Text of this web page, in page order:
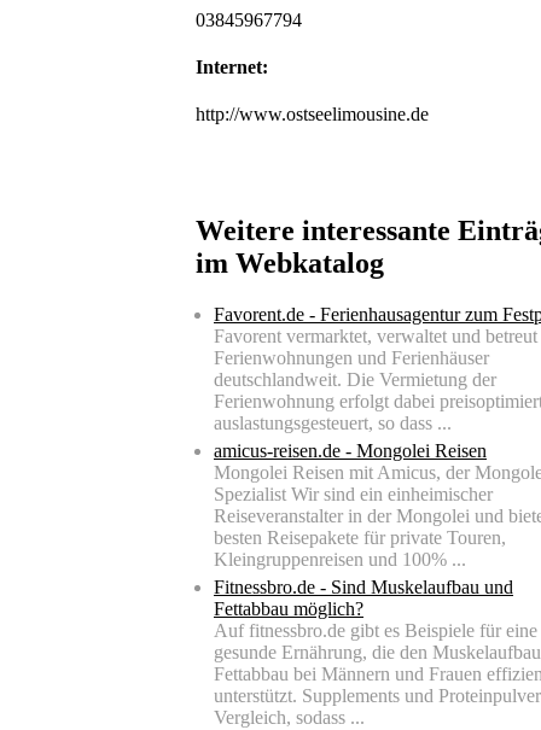
03845967794
Internet:
http://www.ostseelimousine.de
Weitere interessante
im Webkatalog
Favorent.de - Ferienhausagentur zum
Favorent vermarktet, verwaltet und betreut
Ferienwohnungen und Ferienhäuser
deutschlandweit. Die Vermietung der
Ferienwohnung erfolgt dabei
auslastungsgesteuert, so dass ...
amicus-reisen.de - Mongolei Reisen
Mongolei Reisen mit Amicus, der
Spezialist Wir sind ein einheimischer
Reiseveranstalter in der Mongolei und
besten Reisepakete für private Touren,
Kleingruppenreisen und 100% ...
Fitnessbro.de - Sind Muskelaufbau und
Fettabbau möglich?
Auf fitnessbro.de gibt es Beispiele für eine
gesunde Ernährung, die den
Fettabbau bei Männern und Frauen
unterstützt. Supplements und
Vergleich, sodass ...